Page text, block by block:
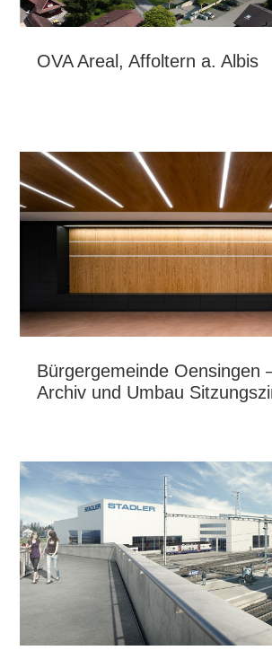
OVA Areal, Affoltern a. Albis
Bürgergemeinde Oensingen
Archiv und Umbau